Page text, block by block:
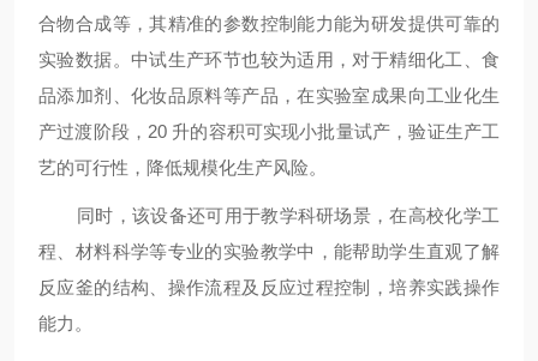
合物合成等，其精准的参数控制能力能为研发提供可靠的
实验数据。中试生产环节也较为适用，对于精细化工、食
品添加剂、化妆品原料等产品，在实验室成果向工业化生
产过渡阶段， 20 升的容积可实现小批量试产，验证生产工
艺的可行性，降低规模化生产风险。
同时，该设备还可用于教学科研场景，在高校化学工
程、材料科学等专业的实验教学中，能帮助学生直观了解
反应釜的结构、操作流程及反应过程控制，培养实践操作
能力。